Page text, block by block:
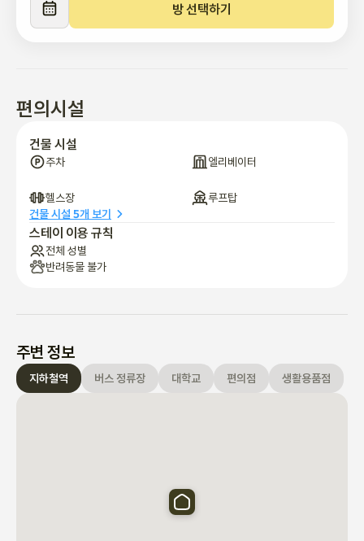
방 선택하기
편의시설
건물 시설
주차 엘리베이터
헬스장
루프탑
건물 시설 5개 보기
스테이 이용 규칙
전체 성별
반려동물 불가
주변 정보
지하철역 버스 정류장 대학교 편의점 생활용품점